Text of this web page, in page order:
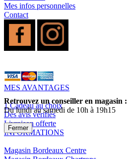
Mes infos personnelles
Contact
MES AVANTAGES
1 Cadeau au choix
Des avis vérifiés
Livraison offerte
INFORMATIONS
Magasin Bordeaux Centre
Retrouvez un conseiller en magasin :
Du lundi au samedi de 10h à 19h15
Fermer